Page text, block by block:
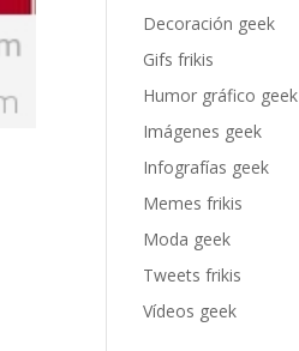
Decoración geek
Gifs frikis
Humor gráfico geek
Imágenes geek
Infografías geek
Memes frikis
Moda geek
Tweets frikis
Vídeos geek